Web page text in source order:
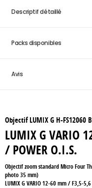
Descriptif détaillé
Packs disponibles
Avis
Objectif LUMIX G H-FS12060
LUMIX G VARIO
/ POWER O.I.S.
Objectif zoom standard Micro Four
photo 35 mm)
LUMIX G VARIO 12-60 mm / F3,5-5,6